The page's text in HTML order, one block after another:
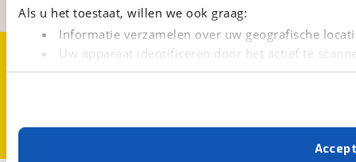
Als u het toestaat, willen we ook graag:
Informatie verzamelen over uw geografische
Uw apparaat identificeren door het actief te
Lees meer over hoe uw persoonlijke gegevens worden
Met cookies en vergelijkbare technieken zorgen we
cookies zorgen ervoor dat de website goed werkt.
Over viaBOVAG.nlDisclaimer- en Privacyverklaring